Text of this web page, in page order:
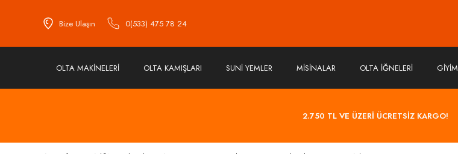
Bize Ulaşın 0(533) 475 78 24
OLTA MAKİNELERİ OLTA KAMIŞLARI SUNİ YEMLER MİSİNALAR OLTA İĞNELERİ GİYİM
2.750 TL VE ÜZERİ ÜCRETSİZ KARGO!